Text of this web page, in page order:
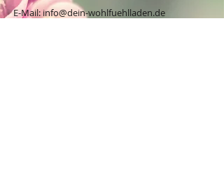
E-Mail: info@dein-wohlfuehlladen.de